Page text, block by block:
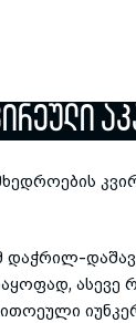
დაჭრილ-
ასევე